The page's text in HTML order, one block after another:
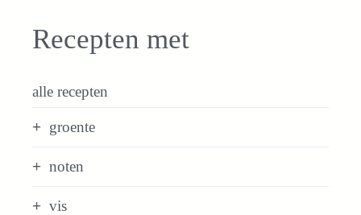
Recepten met
alle recepten
groente
noten
vis